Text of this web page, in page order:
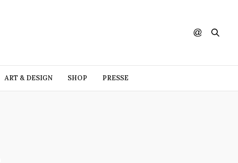
ART & DESIGN SHOP PRESSE